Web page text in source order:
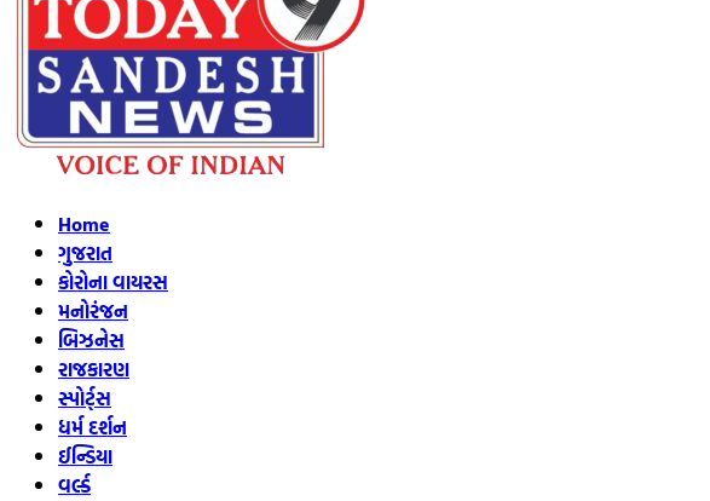
Home
ગુજરાત
કોરોના વાયરસ
મનોરંજન
બિઝનેસ
રાજકારણ
સ્પોર્ટ્સ
ધર્મ દર્શન
ઈન્ડિયા
વર્લ્ડ